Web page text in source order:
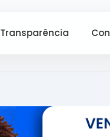
Transparência